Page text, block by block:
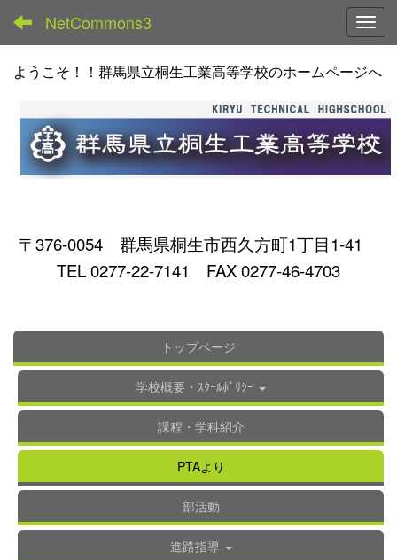
NetCommons3
ようこそ！！群馬県立桐生工業高等学校のホームページへ
〒376-0054 群馬県桐生市西久方町1丁目1-41
TEL 0277-22-7141 FAX 0277-46-4703
トップページ
学校概要・ｽｸｰﾙﾎﾟﾘｼｰ
課程・学科紹介
PTAより
部活動
進路指導